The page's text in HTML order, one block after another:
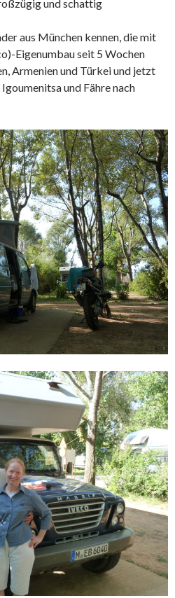
und schattig
aus München kennen, die mit
Eigenumbau seit 5 Wochen
Armenien und Türkei und jetzt
und Fähre nach